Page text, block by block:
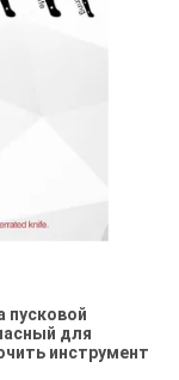
пусковой
для
инструмент